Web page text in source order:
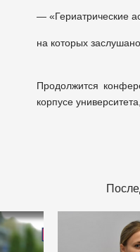
— «Гериатрические
на которых
Продолжится
корпусе